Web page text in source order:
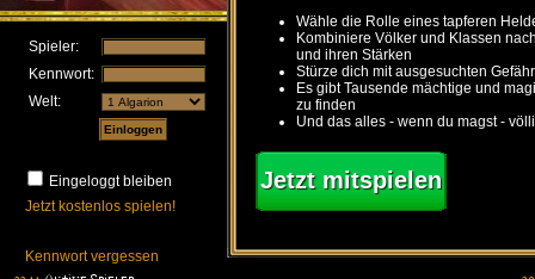
Spieler:
Kennwort:
Welt:
Eingeloggt bleiben
Jetzt kostenlos spielen!
Kennwort vergessen
Wähle die Rolle eines tapferen
Kombiniere Völker und Klassen
und ihren Stärken
Stürze dich mit ausgesuchten
Es gibt Tausende mächtige und
zu finden
Und das alles - wenn du magst -
Jetzt mitspielen